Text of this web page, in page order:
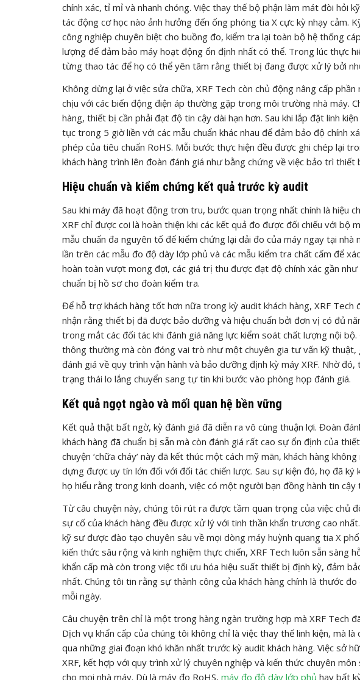
chính xác, tỉ mỉ và nhanh chóng. Việc thay thế bộ phận làm mát đòi hỏi
tác động cơ học nào ảnh hưởng đến ống phóng tia X cực kỳ nhạy cảm.
công nghiệp chuyên biệt cho buồng đo, kiểm tra lại toàn bộ hệ thống
lượng để đảm bảo máy hoạt động ổn định nhất có thể. Trong lúc thực
từng thao tác để họ có thể yên tâm rằng thiết bị đang được xử lý bởi
Không dừng lại ở việc sửa chữa, XRF Tech còn chủ động nâng cấp
chịu với các biến động điện áp thường gặp trong môi trường nhà máy.
hàng, thiết bị cần phải đạt độ tin cậy dài hạn hơn. Sau khi lắp đặt linh
tục trong 5 giờ liền với các mẫu chuẩn khác nhau để đảm bảo độ chính
phép của tiêu chuẩn RoHS. Mỗi bước thực hiện đều được ghi chép lại
khách hàng trình lên đoàn đánh giá như bằng chứng về việc bảo trì thiết
Hiệu chuẩn và kiểm chứng kết quả trước kỳ audit
Sau khi máy đã hoạt động trơn tru, bước quan trọng nhất chính là hiệu
XRF chỉ được coi là hoàn thiện khi các kết quả đo được đối chiếu với bộ
mẫu chuẩn đa nguyên tố để kiểm chứng lại dải đo của máy ngay tại nhà
lần trên các mẫu đo độ dày lớp phủ và các mẫu kiểm tra chất cấm để
hoàn toàn vượt mong đợi, các giá trị thu được đạt độ chính xác gần
chuẩn bị hồ sơ cho đoàn kiểm tra.
Để hỗ trợ khách hàng tốt hơn nữa trong kỳ audit khách hàng, XRF
nhận rằng thiết bị đã được bảo dưỡng và hiệu chuẩn bởi đơn vị có đủ
trong mắt các đối tác khi đánh giá năng lực kiểm soát chất lượng nội
thông thường mà còn đóng vai trò như một chuyên gia tư vấn kỹ thuật,
đánh giá về quy trình vận hành và bảo dưỡng định kỳ máy XRF. Nhờ
trạng thái lo lắng chuyển sang tự tin khi bước vào phòng họp đánh giá.
Kết quả ngọt ngào và mối quan hệ bền vững
Kết quả thật bất ngờ, kỳ đánh giá đã diễn ra vô cùng thuận lợi. Đoàn
khách hàng đã chuẩn bị sẵn mà còn đánh giá rất cao sự ổn định của
chuyện ‘chữa cháy’ này đã kết thúc một cách mỹ mãn, khách hàng
dựng được uy tín lớn đối với đối tác chiến lược. Sau sự kiện đó, họ đã
họ hiểu rằng trong kinh doanh, việc có một người bạn đồng hành tin
Từ câu chuyện này, chúng tôi rút ra được tầm quan trọng của việc chủ
sự cố của khách hàng đều được xử lý với tinh thần khẩn trương cao
kỹ sư được đào tạo chuyên sâu về mọi dòng máy huỳnh quang tia X
kiến thức sâu rộng và kinh nghiệm thực chiến, XRF Tech luôn sẵn sàng
khẩn cấp mà còn trong việc tối ưu hóa hiệu suất thiết bị định kỳ, đảm
nhất. Chúng tôi tin rằng sự thành công của khách hàng chính là thước
mỗi ngày.
Câu chuyện trên chỉ là một trong hàng ngàn trường hợp mà XRF Tech
Dịch vụ khẩn cấp của chúng tôi không chỉ là việc thay thế linh kiện, mà
qua những giai đoạn khó khăn nhất trước kỳ audit khách hàng. Việc sở
XRF, kết hợp với quy trình xử lý chuyên nghiệp và kiến thức chuyên
cho mọi nhà máy. Dù là máy đo RoHS, máy đo độ dày lớp phủ hay bất